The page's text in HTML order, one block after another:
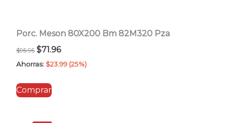
Porc. Meson 80X200 Bm 82M320 Pza
$95.95 El
precio
era:
$71.96El
precio
Ahorras: $23.99 (25%)
Comprar